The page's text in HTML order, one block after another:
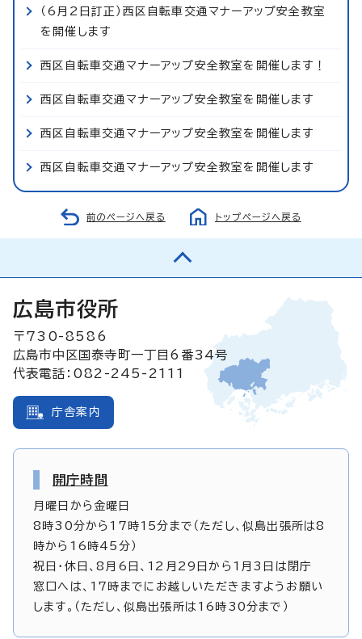
（6月2日訂正）西区自転車交通マナーアップ安全教室
を開催します
西区自転車交通マナーアップ安全教室を開催します！
西区自転車交通マナーアップ安全教室を開催します
西区自転車交通マナーアップ安全教室を開催します
西区自転車交通マナーアップ安全教室を開催します
前のページへ戻る トップページへ戻る
広島市役所
〒730-8586
広島市中区国泰寺町一丁目6番34号
代表電話：082-245-2111
庁舎案内
開庁時間
月曜日から金曜日
8時30分から17時15分まで（ただし、似島出張所は8
時から16時45分）
祝日・休日、8月6日、12月29日から1月3日は閉庁
窓口へは、17時までにお越しいただきますようお願い
します。（ただし、似島出張所は16時30分まで）